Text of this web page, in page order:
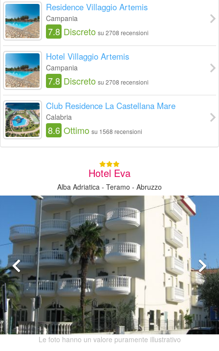
Residence Villaggio Artemis
Campania
7.8 Discreto su 2708 recensioni
Hotel Villaggio Artemis
Campania
7.8 Discreto su 2708 recensioni
Club Residence La Castellana Mare
Calabria
8.6 Ottimo su 1568 recensioni
Hotel Eva
Alba Adriatica - Teramo - Abruzzo
Le foto hanno un valore puramente illustrativo